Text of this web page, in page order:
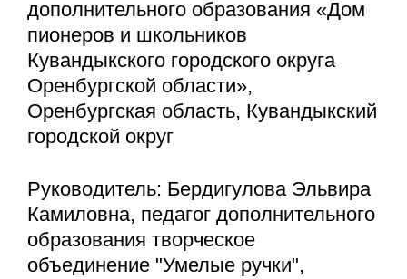
дополнительного образования «Дом
пионеров и школьников
Кувандыкского городского округа
Оренбургской области»,
Оренбургская область, Кувандыкский
городской округ
Руководитель: Бердигулова Эльвира
Камиловна, педагог дополнительного
образования творческое
объединение "Умелые ручки",